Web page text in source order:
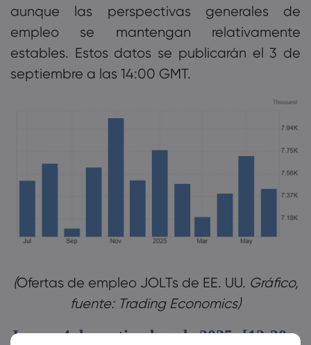
aunque las perspectivas generales de
empleo se mantengan relativamente
estables. Estos datos se publicarán el 3 de
septiembre a las 14:00 GMT.
‎(‏Ofertas de empleo JOLTs de EE. UU. Gráfico,
fuente: Trading Economics)‎
Jueves 4 de septiembre de 2025: [12:30